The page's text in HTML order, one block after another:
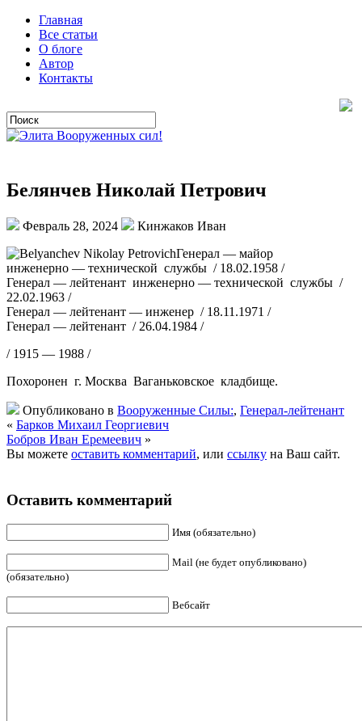
Главная
Все статьи
О блоге
Автор
Контакты
Белянчев Николай Петрович
Февраль 28, 2024
Кинжаков Иван
Генерал — майор
инженерно — технической службы / 18.02.1958 /
Генерал — лейтенант инженерно — технической службы /
22.02.1963 /
Генерал — лейтенант — инженер / 18.11.1971 /
Генерал — лейтенант / 26.04.1984 /
/ 1915 — 1988 /
Похоронен г. Москва Ваганьковское кладбище.
Опубликовано в Вооруженные Силы:, Генерал-лейтенант
« Барков Михаил Георгиевич
Бобров Иван Еремеевич »
Вы можете оставить комментарий, или ссылку на Ваш сайт.
Оставить комментарий
Имя (обязательно)
Mail (не будет опубликовано)
(обязательно)
Вебсайт